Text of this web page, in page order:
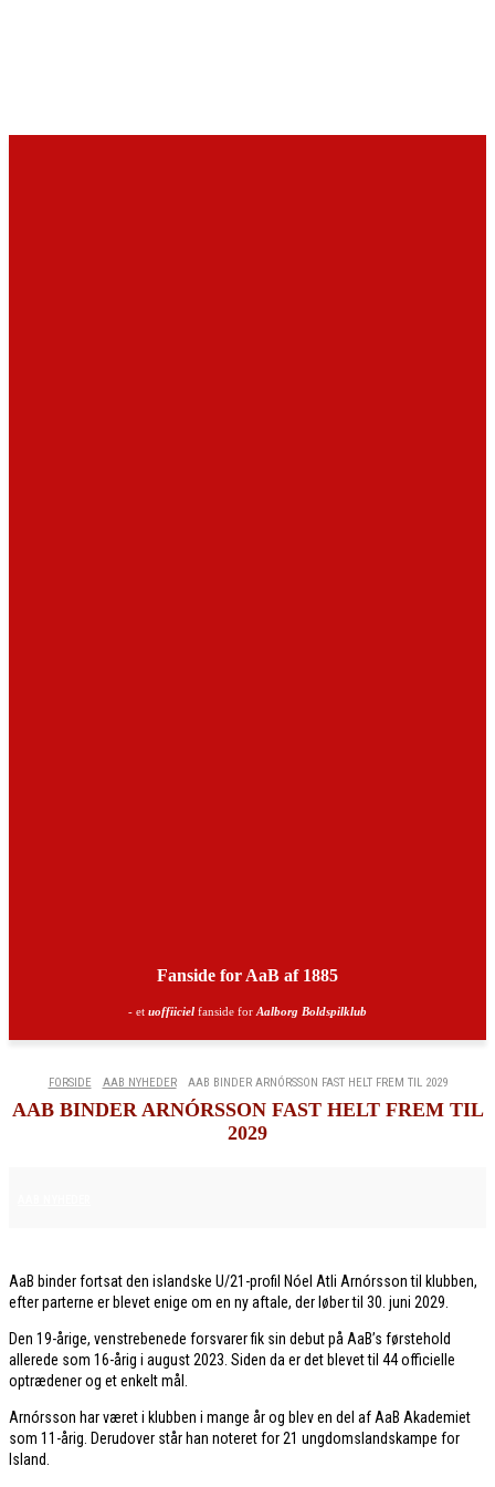
Fanside for AaB af 1885
- et uoffiiciel fanside for Aalborg Boldspilklub
FORSIDE AAB NYHEDER AAB BINDER ARNÓRSSON FAST HELT FREM TIL 2029
AAB BINDER ARNÓRSSON FAST HELT FREM TIL
2029
AaB binder fortsat den islandske U/21-profil Nóel Atli Arnórsson til klubben,
efter parterne er blevet enige om en ny aftale, der løber til 30. juni 2029.
Den 19-årige, venstrebenede forsvarer fik sin debut på AaB’s førstehold
allerede som 16-årig i august 2023. Siden da er det blevet til 44 officielle
optrædener og et enkelt mål.
Arnórsson har været i klubben i mange år og blev en del af AaB Akademiet
som 11-årig. Derudover står han noteret for 21 ungdomslandskampe for
Island.